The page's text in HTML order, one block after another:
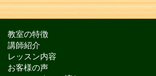
教室の特徴
講師紹介
レッスン内容
お客様の声